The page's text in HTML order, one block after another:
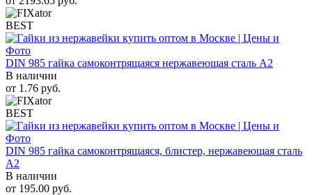
BEST
DIN 985 гайка самоконтрящаяся нержавеющая сталь A2
В наличии
от 1.76 руб.
BEST
DIN 985 гайка самоконтрящаяся, блистер, нержавеющая сталь
A2
В наличии
от 195.00 руб.